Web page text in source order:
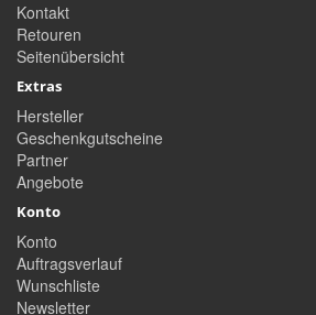
Kontakt
Retouren
Seitenübersicht
Extras
Hersteller
Geschenkgutscheine
Partner
Angebote
Konto
Konto
Auftragsverlauf
Wunschliste
Newsletter